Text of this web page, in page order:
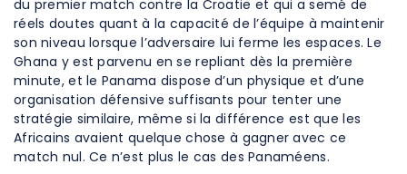
du premier match contre la Croatie et qui a semé de
réels doutes quant à la capacité de l’équipe à maintenir
son niveau lorsque l’adversaire lui ferme les espaces. Le
Ghana y est parvenu en se repliant dès la première
minute, et le Panama dispose d’un physique et d’une
organisation défensive suffisants pour tenter une
stratégie similaire, même si la différence est que les
Africains avaient quelque chose à gagner avec ce
match nul. Ce n’est plus le cas des Panaméens.